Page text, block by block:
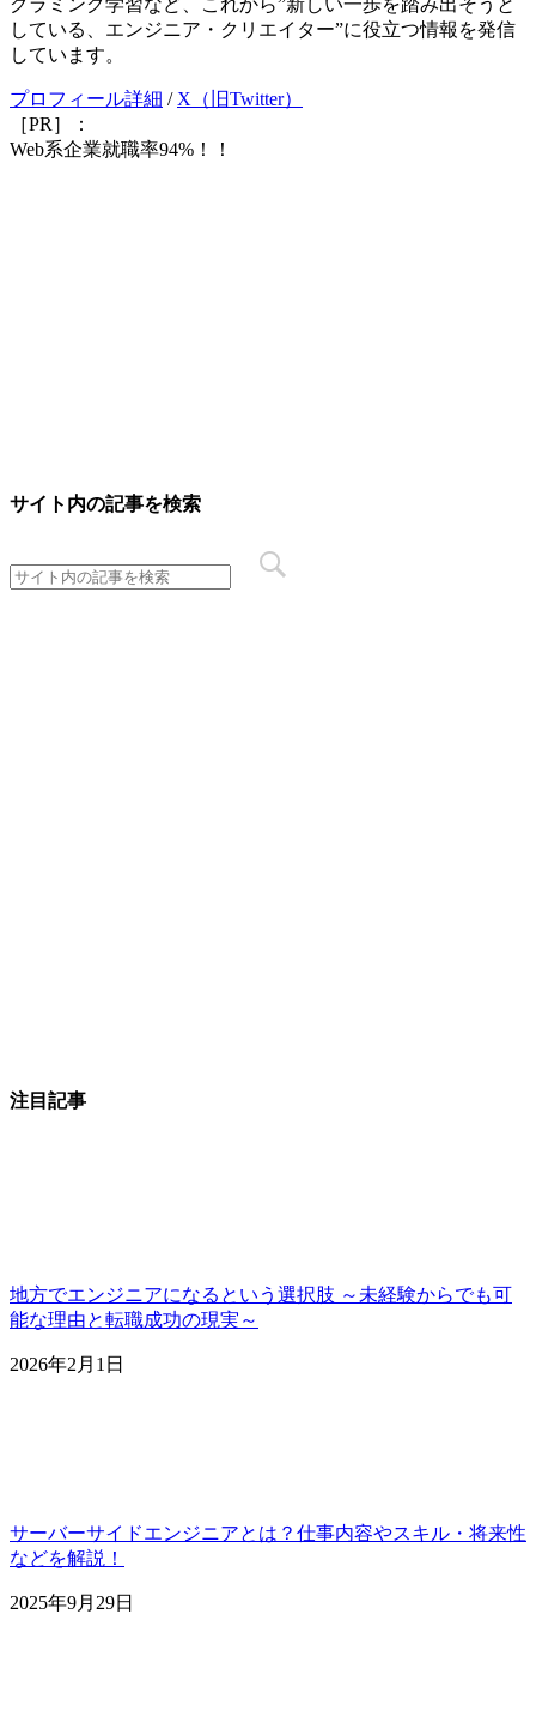
グラミング学習など、これから”新しい一歩を踏み出そうと
している、エンジニア・クリエイター”に役立つ情報を発信
しています。
プロフィール詳細 / X（旧Twitter）
［PR］：
Web系企業就職率94%！！
サイト内の記事を検索
注目記事
地方でエンジニアになるという選択肢 ～未経験からでも可
能な理由と転職成功の現実～
2026年2月1日
サーバーサイドエンジニアとは？仕事内容やスキル・将来性
などを解説！
2025年9月29日